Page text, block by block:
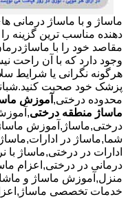
ماساژ و با ماساژ درمانی
دهنده مناسب ترین گزینه
مقاصد خود را با
وجود دارد که با آن راحت
هرگونه نگرانی یا شرایط
پزشک خود صحبت
محدوده درختی, آموزش
ماساژ منطقه درختی
درختی,ماساژ,آموزش
شما,ماساژ در
ادارات در درختی,ماساژ با
درمانی در درختی,اعزام
منزل,آموزش ماساژ و
خدمات تخصصی